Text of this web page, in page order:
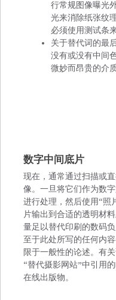
行常规图像曝光
光来消除纸张纹
必须使用测试条
关于替代词的最
没有或没有中间
微妙而昂贵的介质
数字中间底片
现在，通常通过扫描或
像。一旦将它们作为数
进行处理，然后使用“照
片输出到合适的透明材
量足以替代印刷的数码
至于此处所写的任何内
限于一般性的论述。有
“替代摄影网站”中引用
在线出版物。